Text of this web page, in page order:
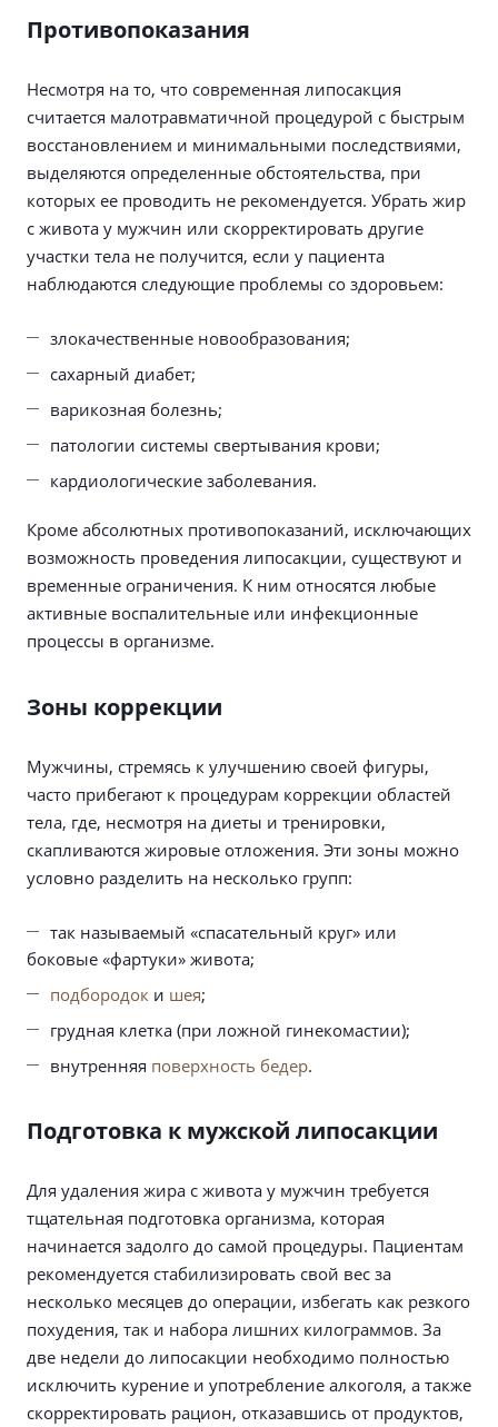
Противопоказания
Несмотря на то, что современная липосакция
считается малотравматичной процедурой с быстрым
восстановлением и минимальными последствиями,
выделяются определенные обстоятельства, при
которых ее проводить не рекомендуется. Убрать жир
с живота у мужчин или скорректировать другие
участки тела не получится, если у пациента
наблюдаются следующие проблемы со здоровьем:
злокачественные новообразования;
сахарный диабет;
варикозная болезнь;
патологии системы свертывания крови;
кардиологические заболевания.
Кроме абсолютных противопоказаний, исключающих
возможность проведения липосакции, существуют и
временные ограничения. К ним относятся любые
активные воспалительные или инфекционные
процессы в организме.
Зоны коррекции
Мужчины, стремясь к улучшению своей фигуры,
часто прибегают к процедурам коррекции областей
тела, где, несмотря на диеты и тренировки,
скапливаются жировые отложения. Эти зоны можно
условно разделить на несколько групп:
так называемый «спасательный круг» или
боковые «фартуки» живота;
подбородок и шея;
грудная клетка (при ложной гинекомастии);
внутренняя поверхность бедер.
Подготовка к мужской липосакции
Для удаления жира с живота у мужчин требуется
тщательная подготовка организма, которая
начинается задолго до самой процедуры. Пациентам
рекомендуется стабилизировать свой вес за
несколько месяцев до операции, избегать как резкого
похудения, так и набора лишних килограммов. За
две недели до липосакции необходимо полностью
исключить курение и употребление алкоголя, а также
скорректировать рацион, отказавшись от продуктов,